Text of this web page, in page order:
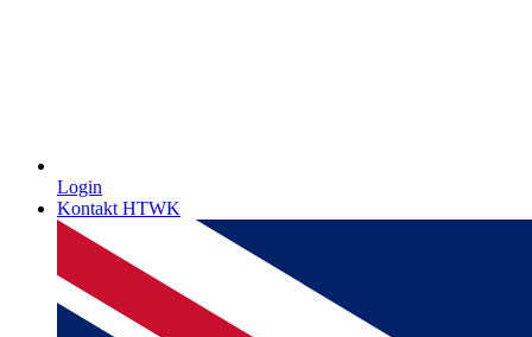
Login
Kontakt HTWK